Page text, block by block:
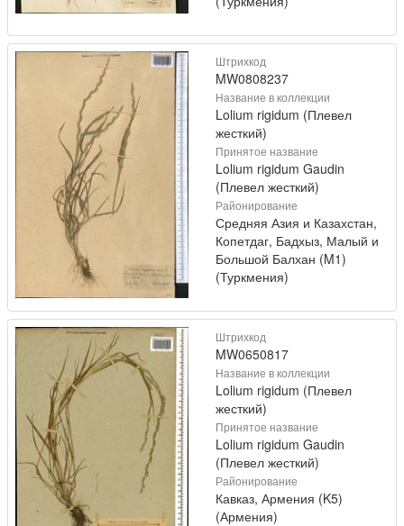
Штрихкод
MW0808237
Название в коллекции
Lolium rigidum (Плевел
жесткий)
Принятое название
Lolium rigidum Gaudin
(Плевел жесткий)
Районирование
Средняя Азия и Казахстан,
Копетдаг, Бадхыз, Малый и
Большой Балхан (M1)
(Туркмения)
Штрихкод
MW0650817
Название в коллекции
Lolium rigidum (Плевел
жесткий)
Принятое название
Lolium rigidum Gaudin
(Плевел жесткий)
Районирование
Кавказ, Армения (K5)
(Армения)